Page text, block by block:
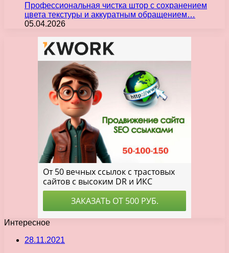
Профессиональная чистка штор с сохранением
цвета текстуры и аккуратным обращением…
05.04.2026
Интересное
28.11.2021